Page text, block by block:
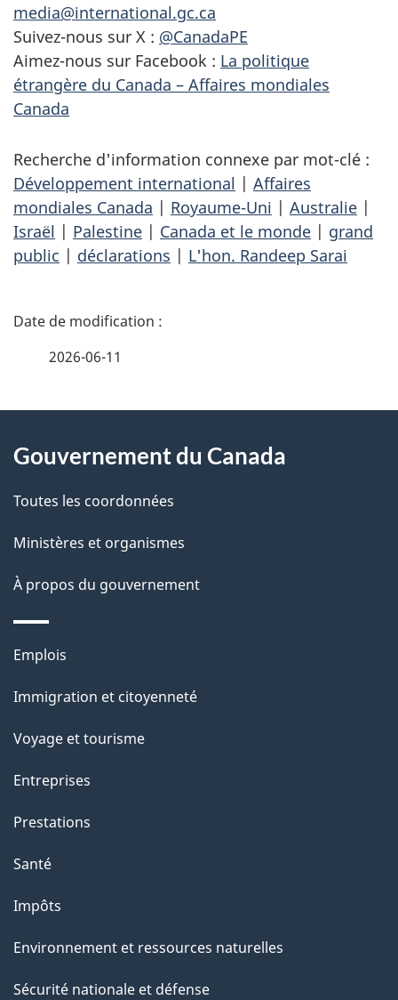
media@international.gc.ca
Suivez-nous sur X : @CanadaPE
Aimez-nous sur Facebook : La politique
étrangère du Canada – Affaires mondiales
Canada
Recherche d'information connexe par mot-clé :
Développement international | Affaires
mondiales Canada | Royaume-Uni | Australie |
Israël | Palestine | Canada et le monde | grand
public | déclarations | L'hon. Randeep Sarai
D
i
l
s
d
e
l
a
p
a
g
e
2026-06-11
propos
de
ce
site
Gouvernement du Canada
Toutes les coordonnées
Ministères et organismes
À propos du gouvernement
Thèmes
sujets
Emplois
Immigration et citoyenneté
Voyage et tourisme
Entreprises
Prestations
Santé
Impôts
Environnement et ressources naturelles
Sécurité nationale et défense